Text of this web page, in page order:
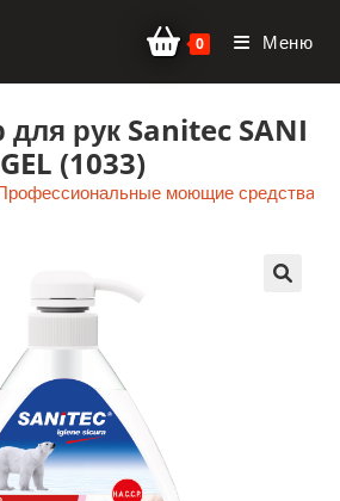
0 Меню
для рук Sanitec SANI
GEL (1033)
моющие средства